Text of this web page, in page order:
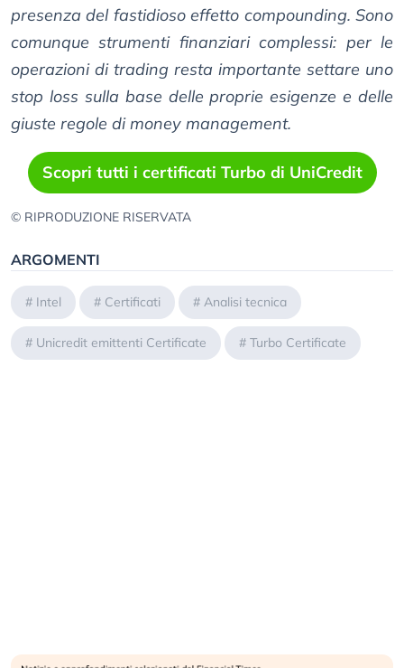
presenza del fastidioso effetto compounding. Sono
comunque strumenti finanziari complessi: per le
operazioni di trading resta importante settare uno
stop loss sulla base delle proprie esigenze e delle
giuste regole di money management.
Scopri tutti i certificati Turbo di UniCredit
© RIPRODUZIONE RISERVATA
ARGOMENTI
# Intel # Certificati # Analisi tecnica
# Unicredit emittenti Certificate # Turbo Certificate